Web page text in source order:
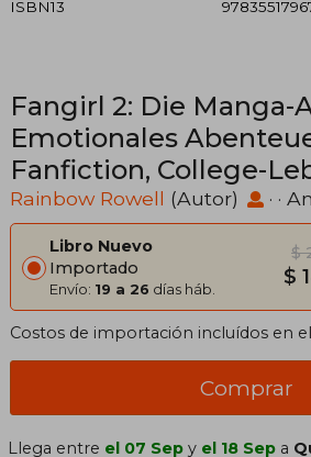
ISBN13
Fangirl 2: Die Manga-
Emotionales
Fanfiction, College-
Ersten Großen Liebe
Rainbow Rowell (Autor) · ·
Libro Nuevo
Importado
Envío: 19 a 26 días háb.
$
$
Costos de importación incluídos en
Comprar
Llega entre el 07 Sep y el 18 Sep a